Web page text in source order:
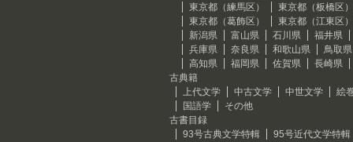
東京都（練馬区）
東京都（板橋区）
東京都（葛飾区）
東京都（江東区）
新潟県
富山県 石川県
福井県
兵庫県
奈良県 和歌山県
鳥取県
高知県
福岡県 佐賀県
長崎県
古典籍
上代文学
中古文学 中世文学
絵
国語学
その他
古書目録
93号古典文学特輯
95号近代文学特輯